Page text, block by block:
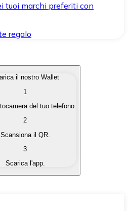
tuoi marchi preferiti con
regalo
che ti interessano in modo
in valuta fiat quando ne
con un'altra
in un Wallet self-custodial.
il nostro Wallet
1
del tuo telefono.
2
Scansiona il QR.
3
Scarica l'app.